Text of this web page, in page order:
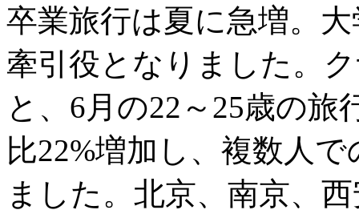
卒業旅行は夏に急増。
牽引役となりました。
と、6月の22～25歳の
比22%増加し、複数人
ました。北京、南京、